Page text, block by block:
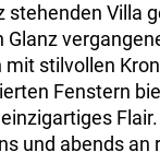
stehenden Villa
Glanz
mit stilvollen
Fenstern
und abends an